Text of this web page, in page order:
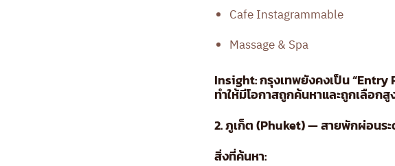
Cafe Instagrammable
Massage & Spa
Insight: กรุงเทพยังคงเป็น
ทำให้มีโอกาสถูกค้นหาและถูกเลือกสู
2. ภูเก็ต (Phuket) — สายพักผ่อนร
สิ่งที่ค้นหา: